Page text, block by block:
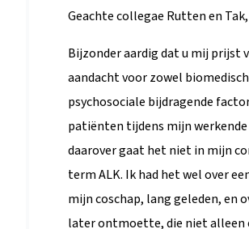
De
van
een
ALK-
benadering
door
s.rutten1@amst…
Geachte collegae Rutten en Tak,
Bijzonder aardig dat u mij prijst
aandacht voor zowel
psychosociale bijdragende
patiënten tijdens mijn
daarover gaat het niet in mijn
term ALK. Ik had het wel over
mijn coschap, lang geleden, en
later ontmoette, die niet alleen